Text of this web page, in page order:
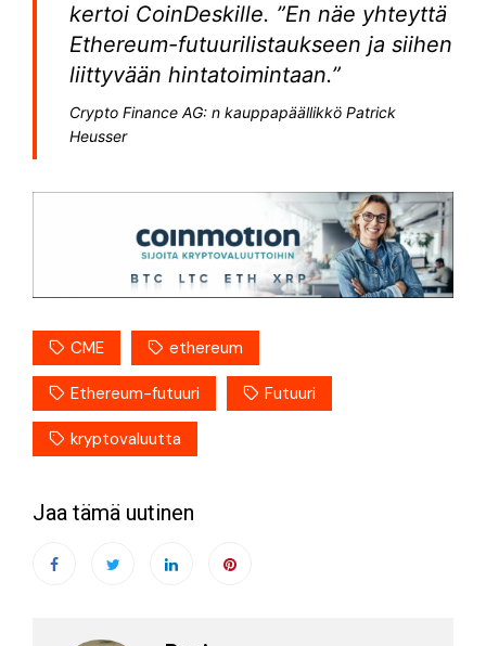
kertoi CoinDeskille. ”En näe yhteyttä
Ethereum-futuurilistaukseen ja siihen
liittyvään hintatoimintaan.”
Crypto Finance AG: n kauppapäällikkö Patrick
Heusser
CME ethereum
Ethereum-futuuri Futuuri
kryptovaluutta
Jaa tämä uutinen